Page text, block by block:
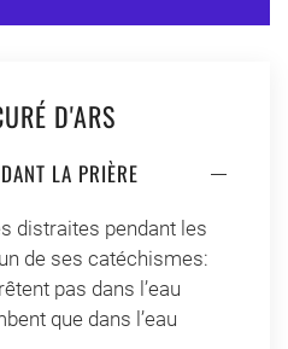
D'ARS
LA PRIÈRE
distraites pendant les
de ses catéchismes:
pas dans l’eau
que dans l’eau